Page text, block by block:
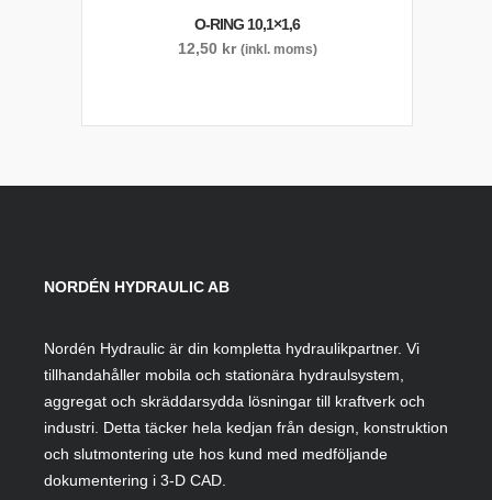
O-RING 10,1×1,6
12,50 kr (inkl. moms)
NORDÉN HYDRAULIC AB
Nordén Hydraulic är din kompletta hydraulikpartner. Vi
tillhandahåller mobila och stationära hydraulsystem,
aggregat och skräddarsydda lösningar till kraftverk och
industri. Detta täcker hela kedjan från design, konstruktion
och slutmontering ute hos kund med medföljande
dokumentering i 3-D CAD.